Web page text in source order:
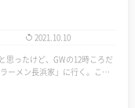
2021.10.10
思ったけど、GWの12時ころだ
ーメン長浜家」に行く。ここ